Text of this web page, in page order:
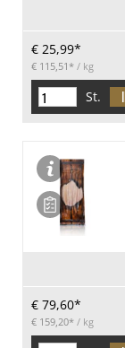
€ 25,99*
€ 115,51* / kg
St.
€ 79,60*
€ 159,20* / kg